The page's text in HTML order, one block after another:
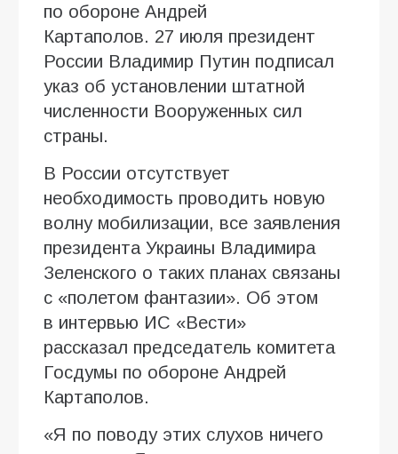
по обороне Андрей
Картаполов. 27 июля президент
России Владимир Путин подписал
указ об установлении штатной
численности Вооруженных сил
страны.
В России отсутствует
необходимость проводить новую
волну мобилизации, все заявления
президента Украины Владимира
Зеленского о таких планах связаны
с «полетом фантазии». Об этом
в интервью ИC «Вести»
рассказал председатель комитета
Госдумы по обороне Андрей
Картаполов.
«Я по поводу этих слухов ничего